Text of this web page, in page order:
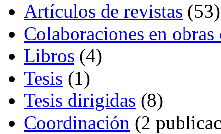
Artículos de revistas (53)
Colaboraciones en
Libros (4)
Tesis (1)
Tesis dirigidas (8)
Coordinación (2